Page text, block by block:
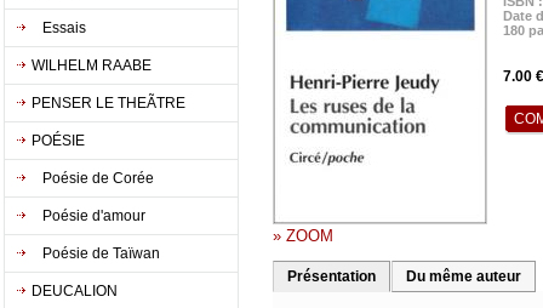
Essais
WILHELM RAABE
PENSER LE THEÃTRE
POÉSIE
Poésie de Corée
Poésie d'amour
Poésie de Taïwan
DEUCALION
» ZOOM
Date
180
7.00 €
Présentation Du même auteur